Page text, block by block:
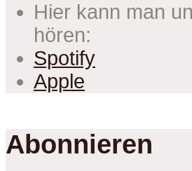
Hier kann man
hören:
Spotify
Apple
Abonnieren